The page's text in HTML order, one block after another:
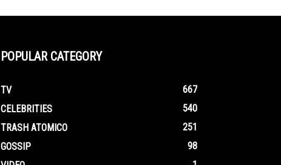
POPULAR CATEGORY
TV
667
CELEBRITIES
540
TRASH ATOMICO
251
GOSSIP
98